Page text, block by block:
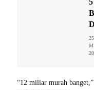
5
25
“12 miliar murah